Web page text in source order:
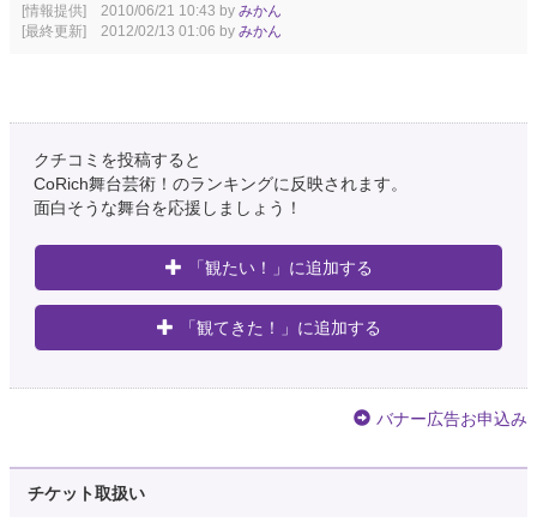
[情報提供] 2010/06/21 10:43 by みかん
[最終更新] 2012/02/13 01:06 by みかん
クチコミを投稿すると
CoRich舞台芸術！のランキングに反映されます。
面白そうな舞台を応援しましょう！
「観たい！」に追加する
「観てきた！」に追加する
バナー広告お申込み
チケット取扱い